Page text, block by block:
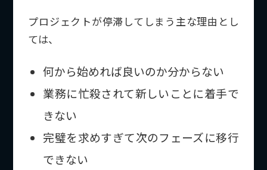
プロジェクトが停滞してしまう主な理由とし
ては、
何から始めれば良いのか分からない
業務に忙殺されて新しいことに着手で
きない
完璧を求めすぎて次のフェーズに移行
できない